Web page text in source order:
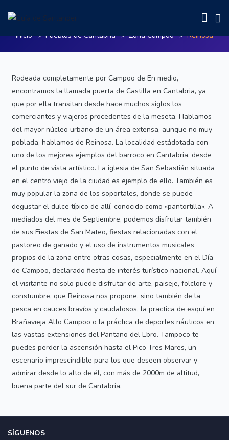
Inicio Pueblos de Cantabria Zona Campoo Reinosa
Rodeada completamente por Campoo de En medio,
encontramos la llamada puerta de Castilla en Cantabria, ya
que por ella transitan desde hace muchos siglos los
comerciantes y viajeros procedentes de la meseta. Hablamos
del mayor núcleo urbano de un área extensa, aunque no muy
poblada, hablamos de Reinosa. La localidad estádotada con
uno de los mejores ejemplos del barroco en Cantabria, desde
el punto de vista artístico. La iglesia de San Sebastián situada
en el centro viejo de la ciudad es ejemplo de ello. También es
muy popular la zona de los soportales, donde se puede
degustar el dulce típico de allí, conocido como «pantortilla». A
mediados del mes de Septiembre, podemos disfrutar también
de sus Fiestas de San Mateo, fiestas relacionadas con el
pastoreo de ganado y el uso de instrumentos musicales
propios de la zona entre otras cosas, especialmente en el Día
de Campoo, declarado fiesta de interés turístico nacional. Aquí
el visitante no solo puede disfrutar de arte, paiseje, folclore y
constumbre, que Reinosa nos propone, sino también de la
pesca en cauces bravíos y caudalosos, la practica de esquí en
Brañavieja Alto Campoo o la práctica de deportes náuticos en
las vastas extensiones del Pantano del Ebro. Tampoco te
puedes perder la ascensión hasta el Pico Tres Mares, un
escenario imprescindible para los que deseen observar y
admirar desde lo alto de él, con más de 2000m de altitud,
buena parte del sur de Cantabria.
SÍGUENOS